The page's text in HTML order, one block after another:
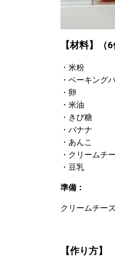
【材料】（6
・米粉
・ベーキング
・卵 1
・米油
・きび糖
・バナナ
・あんこ
・クリームチ
・豆乳
準備：
クリームチー
【作り方】